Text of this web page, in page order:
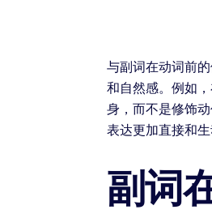
与副词在动词前
和自然感。例如
身，而不是修饰
表达更加直接和
副词